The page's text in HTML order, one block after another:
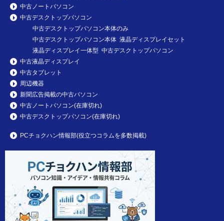
中古ノートパソコン
中古デスクトップパソコン
中古デスクトップパソコン本体のみ
中古デスクトップパソコン本体 液晶ディスプレイセット
液晶ディスプレイ一体型 中古デスクトップパソコン
中古液晶ディスプレイ
中古タブレット
周辺機器
新聞広告掲載の中古パソコン
中古ノートパソコン(在庫切れ)
中古デスクトップパソコン(在庫切れ)
PCチョクハン情報部(役立つコラムを多数掲載)